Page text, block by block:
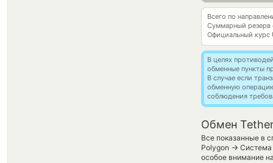
Всего по
Суммарный резерв
Официальный курс
В целях
обменные пункты
В случае если
обменную
соблюдения
Обмен Tether
Все показанные в
Polygon → Система
особое внимание